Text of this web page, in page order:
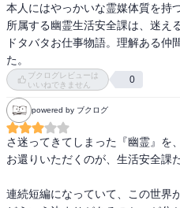
本人にはやっかいな霊媒体質を持
所属する幽霊生活安全課は、迷え
ドタバタお仕事物語。理解ある仲
た。
ブクログレビューは
いいねできません
0
powered by ブクログ
さ迷ってきてしまった『幽霊』を
お還りいただくのが、生活安全課
連続短編になっていて、この世界